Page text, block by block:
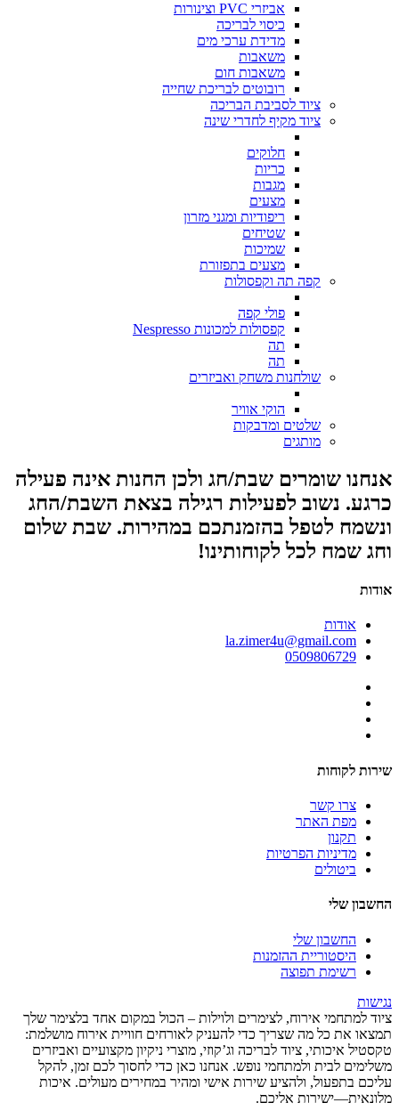
אביזרי PVC וצינורות
כיסוי לבריכה
מדידת ערכי מים
משאבות
משאבות חום
רובוטים לבריכת שחייה
ציוד לסביבת הבריכה
ציוד מקיף לחדרי שינה
חלוקים
כריות
מגבות
מצעים
ריפודיות ומגני מזרון
שטיחים
שמיכות
מצעים בתפזורת
קפה תה וקפסולות
פולי קפה
קפסולות למכונות Nespresso
תה
תה
שולחנות משחק ואביזרים
הוקי אוויר
שלטים ומדבקות
מותגים
אנחנו שומרים שבת/חג ולכן החנות אינה פעילה
כרגע. נשוב לפעילות רגילה בצאת השבת/החג
ונשמח לטפל בהזמנתכם במהירות. שבת שלום
וחג שמח לכל לקוחותינו!
אודות
אודות
la.zimer4u@gmail.com
0509806729
שירות לקוחות
צרו קשר
מפת האתר
תקנון
מדיניות הפרטיות
ביטולים
החשבון שלי
החשבון שלי
היסטוריית ההזמנות
רשימת תפוצה
נגישות
ציוד למתחמי אירוח, לצימרים ולוילות – הכול במקום אחד בלצימר שלך
תמצאו את כל מה שצריך כדי להעניק לאורחים חוויית אירוח מושלמת:
טקסטיל איכותי, ציוד לבריכה וג’קוזי, מוצרי ניקיון מקצועיים ואביזרים
משלימים לבית ולמתחמי נופש. אנחנו כאן כדי לחסוך לכם זמן, להקל
עליכם בתפעול, ולהציע שירות אישי ומהיר במחירים מעולים. איכות
מלונאית—ישירות אליכם.